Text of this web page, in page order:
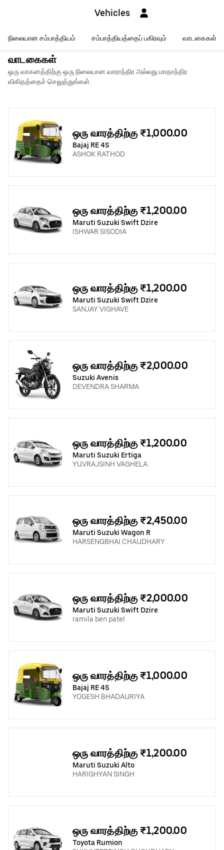
Vehicles
நிலையான சம்பாத்தியம் சம்பாத்தியத்தைப் பகிரவும் வாடகைகள்
வாடகைகள்
ஒரு வாகனத்திற்கு ஒரு நிலையான வாராந்திர அல்லது மாதாந்திர
விகிதத்தைச் செலுத்துங்கள்.
ஒரு வாரத்திற்கு ₹1,000.00
Bajaj RE 4S
ASHOK RATHOD
ஒரு வாரத்திற்கு ₹1,200.00
Maruti Suzuki Swift Dzire
ISHWAR SISODIA
ஒரு வாரத்திற்கு ₹1,200.00
Maruti Suzuki Swift Dzire
SANJAY VIGHAVE
ஒரு வாரத்திற்கு ₹2,000.00
Suzuki Avenis
DEVENDRA SHARMA
ஒரு வாரத்திற்கு ₹1,200.00
Maruti Suzuki Ertiga
YUVRAJSINH VAGHELA
ஒரு வாரத்திற்கு ₹2,450.00
Maruti Suzuki Wagon R
HARSENGBHAI CHAUDHARY
ஒரு வாரத்திற்கு ₹2,000.00
Maruti Suzuki Swift Dzire
ramila ben patel
ஒரு வாரத்திற்கு ₹1,000.00
Bajaj RE 4S
YOGESH BHADAURIYA
ஒரு வாரத்திற்கு ₹1,200.00
Maruti Suzuki Alto
HARIGHYAN SINGH
ஒரு வாரத்திற்கு ₹1,200.00
Toyota Rumion